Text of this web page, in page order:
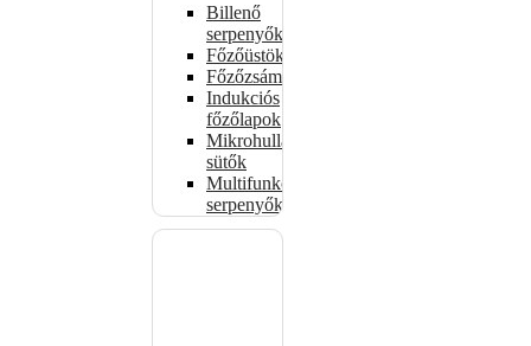
Billenő
serpenyők
Főzőüstök
Főzőzsámolyok
Indukciós
főzőlapok
Mikrohullámú
sütők
Multifunkciós
serpenyők